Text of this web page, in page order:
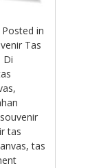
Posted in
Tas
Di
,
souvenir
tas
,tas